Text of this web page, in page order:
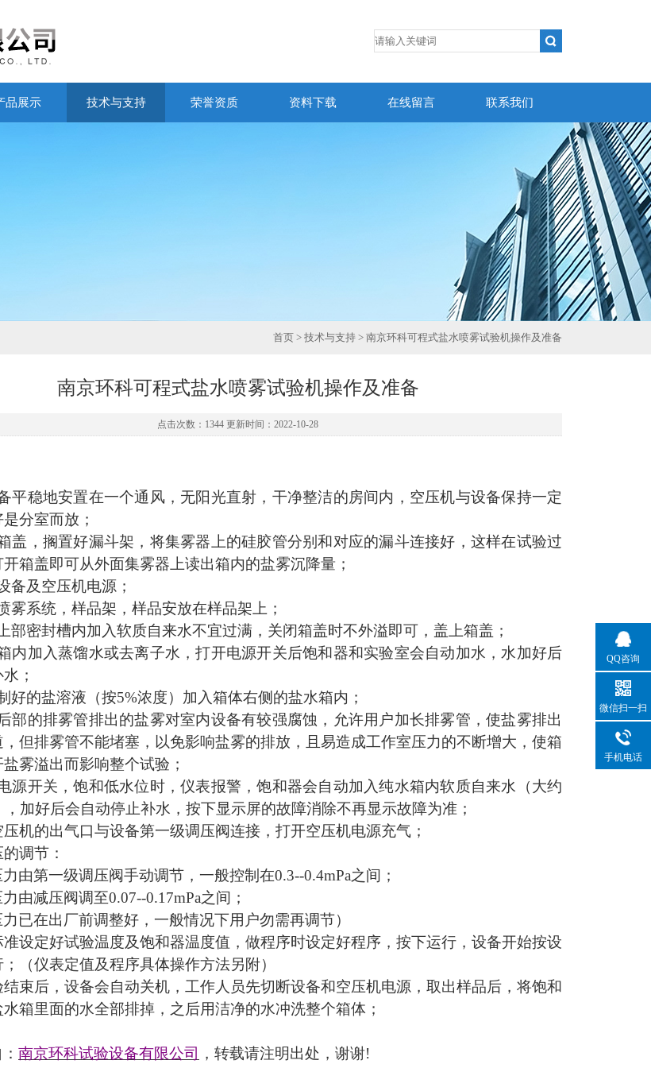
品展示 技术与支持 荣誉资质 资料下载 在线留言 联系我们
首页 > 技术与支持 > 南京环科可程式盐水喷雾试验机操作及准备
南京环科可程式盐水喷雾试验机操作及准备
点击次数：1344 更新时间：2022-10-28
平稳地安置在一个通风，无阳光直射，干净整洁的房间内，空压机与设备保持一定
分室而放；
盖，搁置好漏斗架，将集雾器上的硅胶管分别和对应的漏斗连接好，这样在试验过
箱盖即可从外面集雾器上读出箱内的盐雾沉降量；
备及空压机电源；
雾系统，样品架，样品安放在样品架上；
部密封槽内加入软质自来水不宜过满，关闭箱盖时不外溢即可，盖上箱盖；
内加入蒸馏水或去离子水，打开电源开关后饱和器和实验室会自动加水，水加好后
；
好的盐溶液（按5%浓度）加入箱体右侧的盐水箱内；
部的排雾管排出的盐雾对室内设备有较强腐蚀，允许用户加长排雾管，使盐雾排出
但排雾管不能堵塞，以免影响盐雾的排放，且易造成工作室压力的不断增大，使箱
雾溢出而影响整个试验；
源开关，饱和低水位时，仪表报警，饱和器会自动加入纯水箱内软质自来水（大约
，加好后会自动停止补水，按下显示屏的故障消除不再显示故障为准；
压机的出气口与设备第一级调压阀连接，打开空压机电源充气；
调节：
由第一级调压阀手动调节，一般控制在0.3--0.4mPa之间；
由减压阀调至0.07--0.17mPa之间；
力已在出厂前调整好，一般情况下用户勿需再调节）
准设定好试验温度及饱和器温度值，做程序时设定好程序，按下运行，设备开始按设
（仪表定值及程序具体操作方法另附）
结束后，设备会自动关机，工作人员先切断设备和空压机电源，取出样品后，将饱和
箱里面的水全部排掉，之后用洁净的水冲洗整个箱体；
南京环科试验设备有限公司 ，转载请注明出处，谢谢!
QQ咨询
微信扫一扫
手机电话